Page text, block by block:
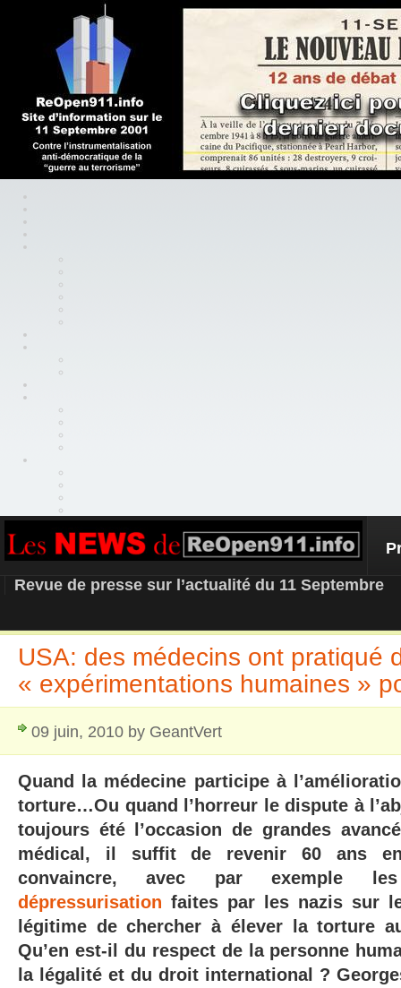
REOPEN911 – NEWS
Revue de presse sur l’actualité du 11 Septembre
USA: des médecins ont pratiqué
« expérimentations humaines »
09 juin, 2010 by GeantVert
Quand la médecine participe à
torture…Ou quand l’horreur le dispute à
toujours été l’occasion de grandes
médical, il suffit de revenir 60 ans
convaincre, avec par exemple
dépressurisation faites par les nazis sur
légitime de chercher à élever la torture
Qu’en est-il du respect de la personne
la légalité et du droit international ?